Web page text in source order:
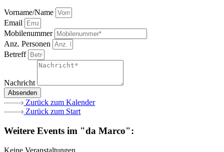
Vorname/Name
Email
Mobilenummer
Anz. Personen
Betreff
Nachricht
Absenden
Zurück zum Kalender
Zurück zum Start
Weitere Events im "da Marco":
Keine Veranstaltungen